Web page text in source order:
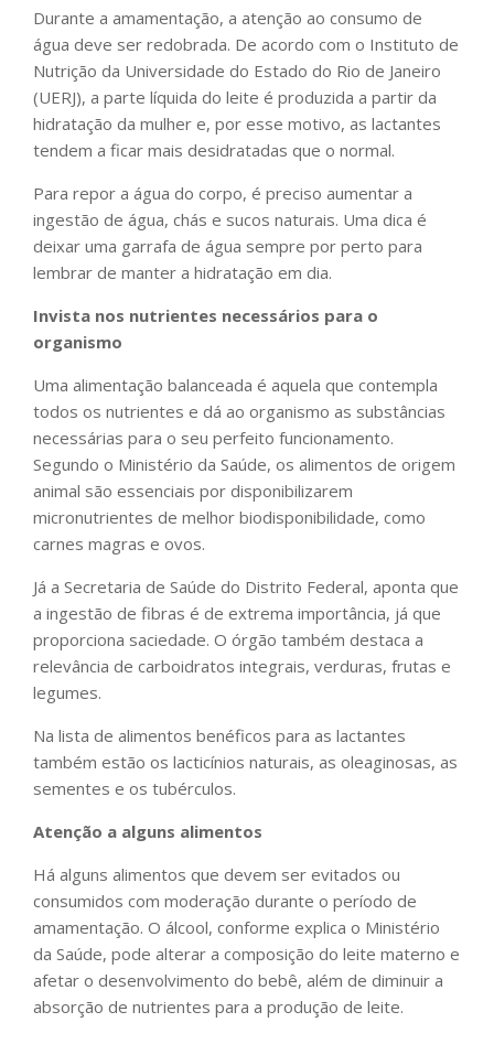
Durante a amamentação, a atenção ao consumo de
água deve ser redobrada. De acordo com o Instituto de
Nutrição da Universidade do Estado do Rio de Janeiro
(UERJ), a parte líquida do leite é produzida a partir da
hidratação da mulher e, por esse motivo, as lactantes
tendem a ficar mais desidratadas que o normal.
Para repor a água do corpo, é preciso aumentar a
ingestão de água, chás e sucos naturais. Uma dica é
deixar uma garrafa de água sempre por perto para
lembrar de manter a hidratação em dia.
Invista nos nutrientes necessários para o
organismo
Uma alimentação balanceada é aquela que contempla
todos os nutrientes e dá ao organismo as substâncias
necessárias para o seu perfeito funcionamento.
Segundo o Ministério da Saúde, os alimentos de origem
animal são essenciais por disponibilizarem
micronutrientes de melhor biodisponibilidade, como
carnes magras e ovos.
Já a Secretaria de Saúde do Distrito Federal, aponta que
a ingestão de fibras é de extrema importância, já que
proporciona saciedade. O órgão também destaca a
relevância de carboidratos integrais, verduras, frutas e
legumes.
Na lista de alimentos benéficos para as lactantes
também estão os lacticínios naturais, as oleaginosas, as
sementes e os tubérculos.
Atenção a alguns alimentos
Há alguns alimentos que devem ser evitados ou
consumidos com moderação durante o período de
amamentação. O álcool, conforme explica o Ministério
da Saúde, pode alterar a composição do leite materno e
afetar o desenvolvimento do bebê, além de diminuir a
absorção de nutrientes para a produção de leite.